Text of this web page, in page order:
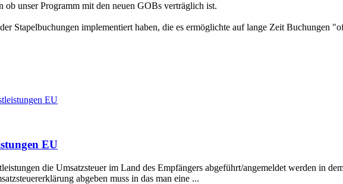
ob unser Programm mit den neuen GOBs verträglich ist.
Stapelbuchungen implementiert haben, die es ermöglichte auf lange Zeit Buchungen
EU
EU
die Umsatzsteuer im Land des Empfängers abgeführt/angemeldet werden in
abgeben muss in das man eine ...